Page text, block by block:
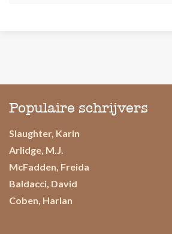
Populaire schrijvers
Slaughter, Karin
Arlidge, M.J.
McFadden, Freida
Baldacci, David
Coben, Harlan